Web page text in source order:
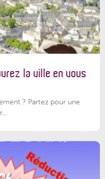
la ville en vous
? Partez pour une